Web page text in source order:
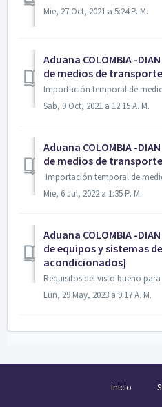
Mie, 27 Oct, 2021 a 5:24 P. M.
Aduana COLOMBIA -
de medios de
Sab, 9 Oct, 2021 a 12:15 A. M.
Aduana COLOMBIA -
de medios de
Mie, 6 Jul, 2022 a 1:35 P. M.
Aduana COLOMBIA -
de equipos y sistemas
acondicionados]
Lun, 29 May, 2023 a 9:17 A. M.
Inicio